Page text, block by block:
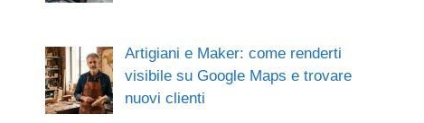
Artigiani e Maker: come renderti
visibile su Google Maps e trovare
nuovi clienti